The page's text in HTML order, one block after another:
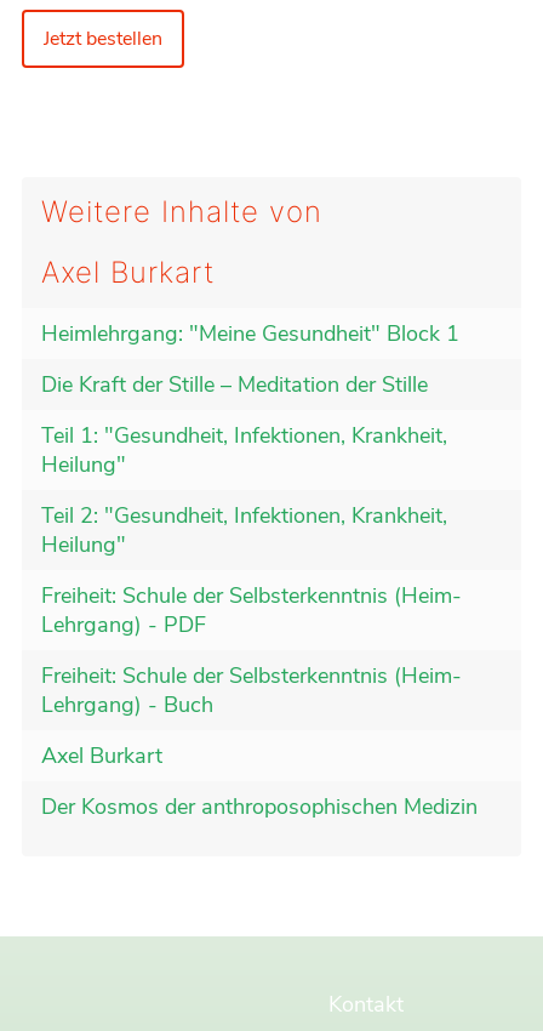
Jetzt bestellen
Weitere Inhalte von
Axel Burkart
Heimlehrgang: "Meine Gesundheit" Block 1
Die Kraft der Stille – Meditation der Stille
Teil 1: "Gesundheit, Infektionen, Krankheit,
Heilung"
Teil 2: "Gesundheit, Infektionen, Krankheit,
Heilung"
Freiheit: Schule der Selbsterkenntnis (Heim-
Lehrgang) - PDF
Freiheit: Schule der Selbsterkenntnis (Heim-
Lehrgang) - Buch
Axel Burkart
Der Kosmos der anthroposophischen Medizin
Kontakt